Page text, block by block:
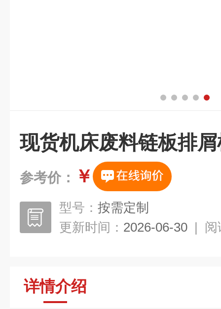
现货机床废料链板排
参考价： ￥
型号： 按需定制
更新时间： 2026-06-30 | 阅
详情介绍